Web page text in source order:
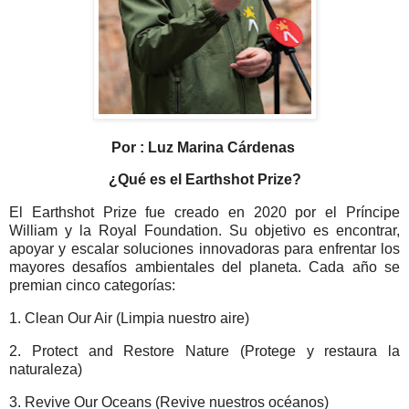
Por : Luz Marina Cárdenas
¿Qué es el Earthshot Prize?
El Earthshot Prize fue creado en 2020 por el Príncipe
William y la Royal Foundation. Su objetivo es encontrar,
apoyar y escalar soluciones innovadoras para enfrentar los
mayores desafíos ambientales del planeta. Cada año se
premian cinco categorías:
1. Clean Our Air (Limpia nuestro aire)
2. Protect and Restore Nature (Protege y restaura la
naturaleza)
3. Revive Our Oceans (Revive nuestros océanos)